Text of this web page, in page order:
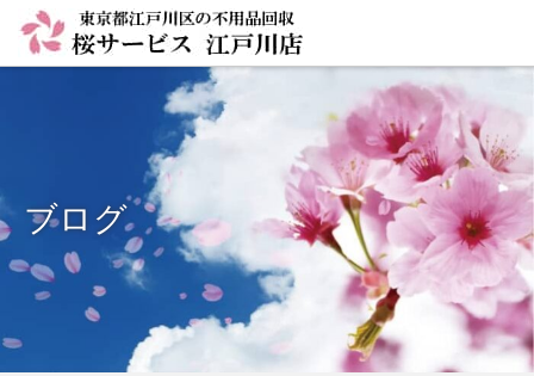
ブログ